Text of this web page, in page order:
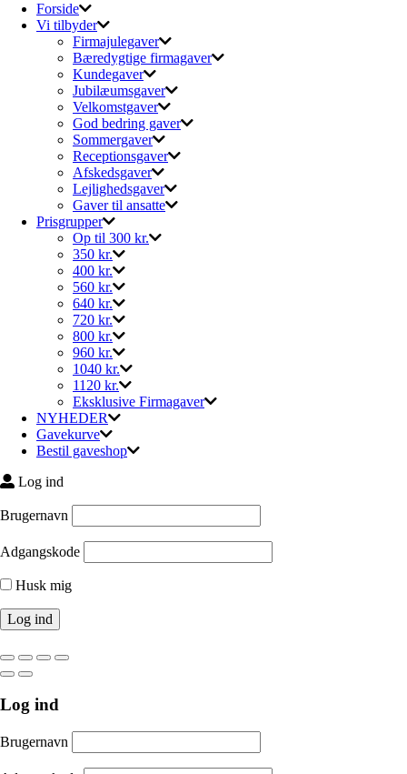
Forside
Vi tilbyder
Firmajulegaver
Bæredygtige firmagaver
Kundegaver
Jubilæumsgaver
Velkomstgaver
God bedring gaver
Sommergaver
Receptionsgaver
Afskedsgaver
Lejlighedsgaver
Gaver til ansatte
Prisgrupper
Op til 300 kr.
350 kr.
400 kr.
560 kr.
640 kr.
720 kr.
800 kr.
960 kr.
1040 kr.
1120 kr.
Eksklusive Firmagaver
NYHEDER
Gavekurve
Bestil gaveshop
Log ind
Brugernavn
Adgangskode
Husk mig
Log ind
Brugernavn